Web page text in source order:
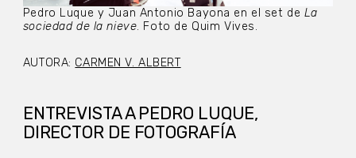
Pedro Luque y Juan Antonio Bayona en el set de La
sociedad de la nieve. Foto de Quim Vives.
AUTORA: CARMEN V. ALBERT
ENTREVISTA A PEDRO LUQUE,
DIRECTOR DE FOTOGRAFÍA